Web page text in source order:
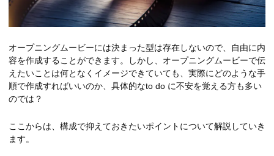
オープニングムービーには決まった型は存在しないので、自由に内
容を作成することができます。しかし、オープニングムービーで伝
えたいことは何となくイメージできていても、実際にどのような手
順で作成すればいいのか、具体的なto do に不安を覚える方も多い
のでは？
ここからは、構成で抑えておきたいポイントについて解説していき
ます。